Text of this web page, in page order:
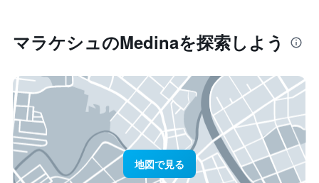
マラケシュ​のMedina​を探索しよう
地図で見る